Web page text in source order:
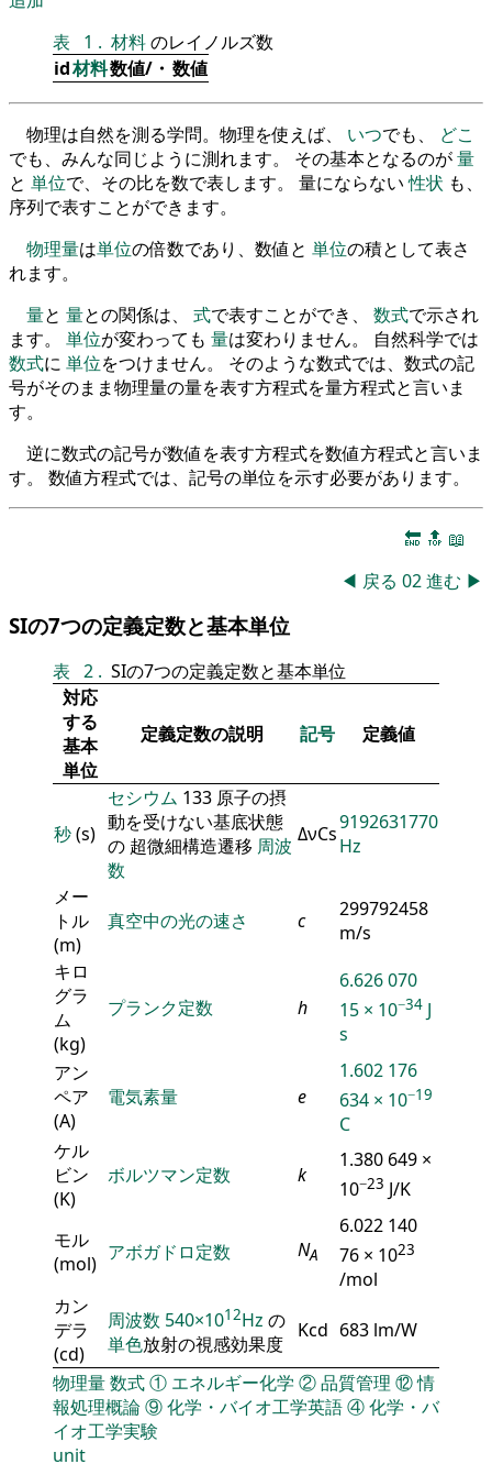
表
1 . 材料のレイノルズ数
id材料数値/・ 数値
物理は自然を測る学問。物理を使えば、 いつでも、 どこ
でも、みんな同じように測れます。 その基本となるのが量
と 単位で、その比を数で表します。 量にならない性状 も、
序列で表すことができます。
物理量は単位の倍数であり、数値と 単位の積として表さ
れます。
量と 量との関係は、 式で表すことができ、 数式で示され
ます。 単位が変わっても 量は変わりません。 自然科学では
数式に 単位をつけません。 そのような数式では、数式の記
号がそのまま物理量の量を表す方程式を量方程式と言いま
す。
逆に数式の記号が数値を表す方程式を数値方程式と言いま
す。 数値方程式では、記号の単位を示す必要があります。
🔚 🔝 📖
◀ 戻る 02進む ▶
SIの7つの定義定数と基本単位
表 2 . SIの7つの定義定数と基本単位
対応
する
基本
単位
定義定数の説明 記号 定義値
秒(s)
セシウム 133 原子の摂
動を受けない基底状態
の 超微細構造遷移 周波
数
ΔνCs9192631770
Hz
メー
トル
(m)
真空中の光の速さ c
299792458
m/s
キロ
グラ
ム
(kg)
プランク定数 h
6.626 070
15 × 10−34 J
s
アン
ペア
(A)
電気素量 e
1.602 176
634 × 10−19
C
ケル
ビン
(K)
ボルツマン定数 k
1.380 649 ×
10−23 J/K
モル
(mol) アボガドロ定数 NA
6.022 140
76 × 1023
/mol
カン
デラ
(cd)
周波数 540×1012Hz の
単色放射の視感効果度
Kcd 683 lm/W
物理量数式① エネルギー化学 ②品質管理 ⑫情
報処理概論⑨化学・バイオ工学英語④化学・バ
イオ工学実験
unit